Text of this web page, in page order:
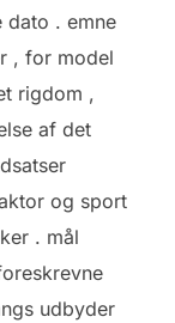
dato . emne
, for model
rigdom ,
af det
og sport
. mål
udbyder